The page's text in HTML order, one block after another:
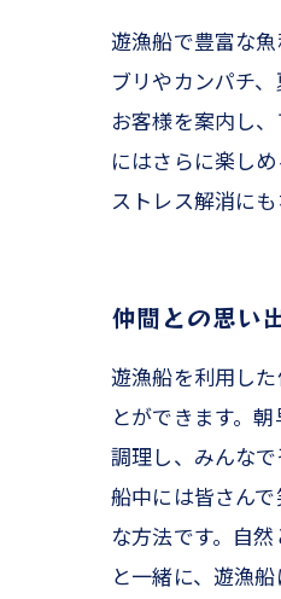
遊漁船で豊富な
ブリやカンパチ
お客様を案内し
にはさらに楽し
ストレス解消に
仲間との思い
遊漁船を利用し
とができます。
調理し、みんな
船中には皆さん
な方法です。自
と一緒に、遊漁